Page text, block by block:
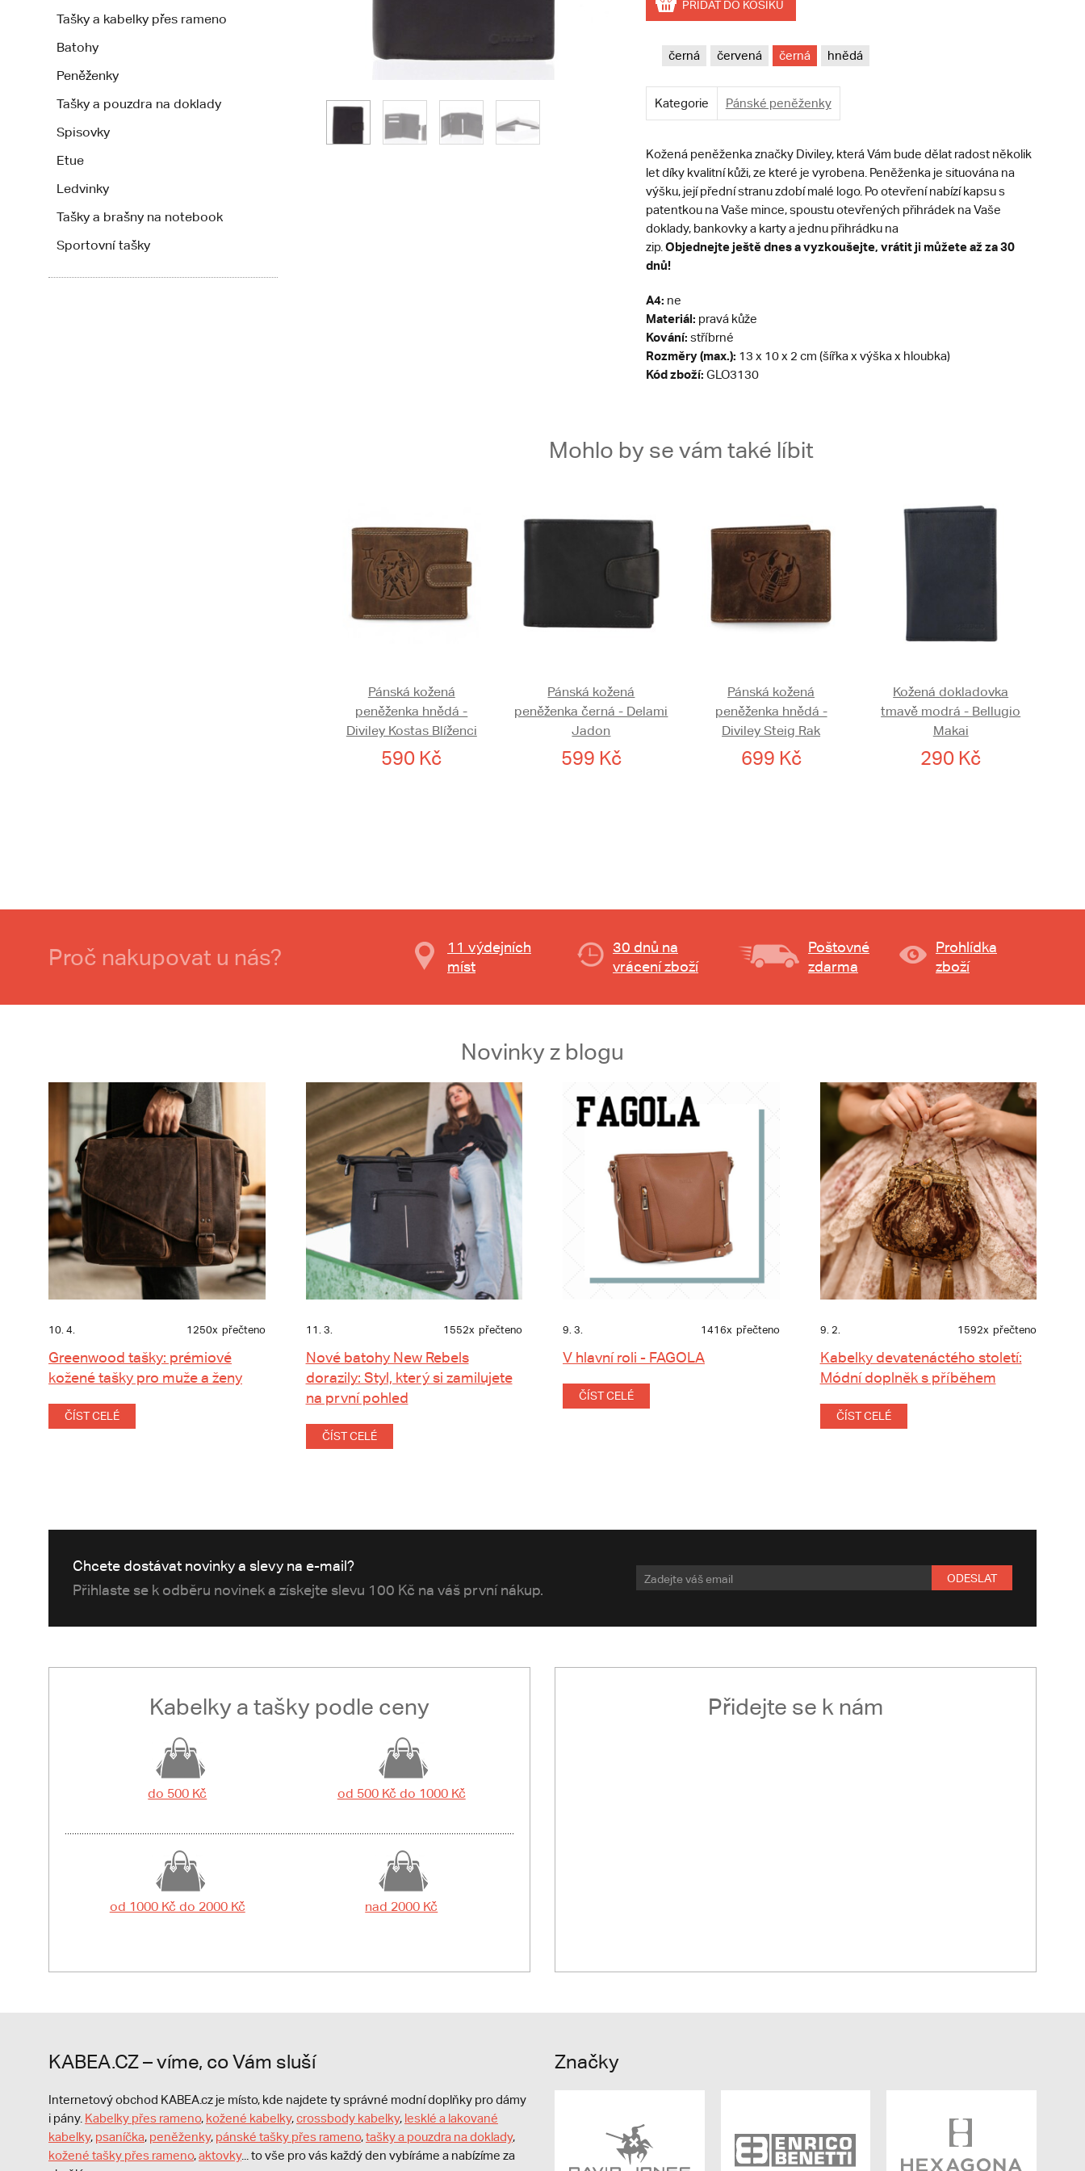
Tašky a kabelky přes rameno
Batohy
Peněženky
Tašky a pouzdra na doklady
Spisovky
Etue
Ledvinky
Tašky a brašny na notebook
Sportovní tašky
PŘIDAT DO KOŠÍKU
černá červená černá hnědá
Kategorie Pánské peněženky
Kožená peněženka značky Diviley, která Vám bude dělat radost několik
let díky kvalitní kůži, ze které je vyrobena. Peněženka je situována na
výšku, její přední stranu zdobí malé logo. Po otevření nabízí kapsu s
patentkou na Vaše mince, spoustu otevřených přihrádek na Vaše
doklady, bankovky a karty a jednu přihrádku na
zip. Objednejte ještě dnes a vyzkoušejte, vrátit ji můžete až za 30
dnů!
A4: ne
Materiál: pravá kůže
Kování: stříbrné
Rozměry (max.): 13 x 10 x 2 cm (šířka x výška x hloubka)
Kód zboží: GLO3130
Mohlo by se vám také líbit
Pánská kožená
peněženka hnědá -
Diviley Kostas Blíženci
590 Kč
Pánská kožená
peněženka černá - Delami
Jadon
599 Kč
Pánská kožená
peněženka hnědá -
Diviley Steig Rak
699 Kč
Kožená dokladovka
tmavě modrá - Bellugio
Makai
290 Kč
Proč nakupovat u nás?
11 výdejních
míst
30 dnů na
vrácení zboží
Poštovné
zdarma
Prohlídka
zboží
Novinky z blogu
10. 4. 1250x přečteno
Greenwood tašky: prémiové
kožené tašky pro muže a ženy
ČÍST CELÉ
11. 3. 1552x přečteno
Nové batohy New Rebels
dorazily: Styl, který si zamilujete
na první pohled
ČÍST CELÉ
9. 3. 1416x přečteno
V hlavní roli - FAGOLA
ČÍST CELÉ
9. 2. 1592x přečteno
Kabelky devatenáctého století:
Módní doplněk s příběhem
ČÍST CELÉ
Chcete dostávat novinky a slevy na e-mail?
Přihlaste se k odběru novinek a získejte slevu 100 Kč na váš první nákup.
ODESLAT
Kabelky a tašky podle ceny
do 500 Kč od 500 Kč do 1000 Kč
od 1000 Kč do 2000 Kč nad 2000 Kč
Přidejte se k nám
KABEA.CZ – víme, co Vám sluší
Internetový obchod KABEA.cz je místo, kde najdete ty správné modní doplňky pro dámy
i pány. Kabelky přes rameno, kožené kabelky,crossbody kabelky, lesklé a lakované
kabelky, psaníčka, peněženky, pánské tašky přes rameno,tašky a pouzdra na doklady,
kožené tašky přes rameno,aktovky... to vše pro vás každý den vybíráme a nabízíme za
Značky